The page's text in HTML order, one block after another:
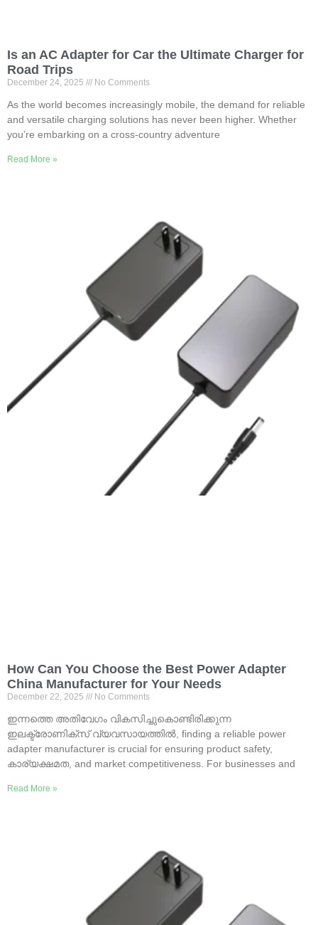
Is an AC Adapter for Car the Ultimate Charger for
Road Trips
December 24, 2025 No Comments
As the world becomes increasingly mobile the demand for reliable
and versatile charging solutions has never been higher. Whether
you’re embarking on a cross-country adventure
Read More »
How Can You Choose the Best Power Adapter
China Manufacturer for Your Needs
December 22, 2025 No Comments
ഇന്നത്തെ അതിവേഗം വികസിച്ചുകൊണ്ടിരിക്കുന്ന
ഇലക്ട്രോണിക്സ് വ്യവസായത്തിൽ, finding a reliable power
adapter manufacturer is crucial for ensuring product safety,
കാര്യക്ഷമത, and market competitiveness For businesses and
Read More »